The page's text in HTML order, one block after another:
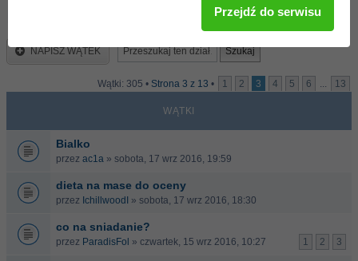
NAPISZ WĄTEK
Wątki: 305 • Strona 3 z 13 • 1 2 3 4 5 6 ... 13
WĄTKI
Bialko
przez ac1a » sobota, 17 wrz 2016, 19:59
dieta na mase do oceny
przez IchillwoodI » sobota, 17 wrz 2016, 18:30
co na sniadanie?
1 2 3
przez ParadisFol » czwartek, 15 wrz 2016, 10:27
Przejdź do serwisu